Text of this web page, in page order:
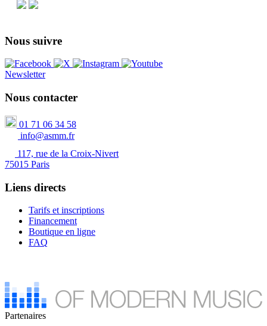
Nous suivre
Newsletter
Nous contacter
01 71 06 34 58
info@asmm.fr
117, rue de la Croix-Nivert
75015 Paris
Liens directs
Tarifs et inscriptions
Financement
Boutique en ligne
FAQ
Partenaires